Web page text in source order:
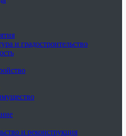
и градостроительство
и реконструкция